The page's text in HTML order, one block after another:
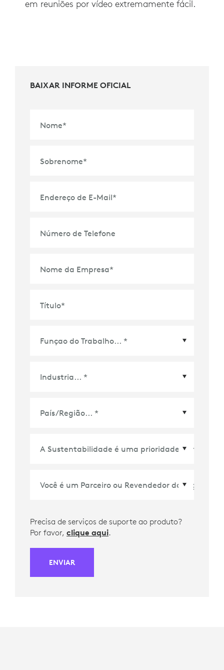
em reuniões por vídeo extremamente fácil.
BAIXAR INFORME OFICIAL
Nome*
Sobrenome*
Endereço de E-Mail*
Número de Telefone
Nome da Empresa*
Título*
Precisa de serviços de suporte ao produto?
Por favor, clique aqui.
ENVIAR